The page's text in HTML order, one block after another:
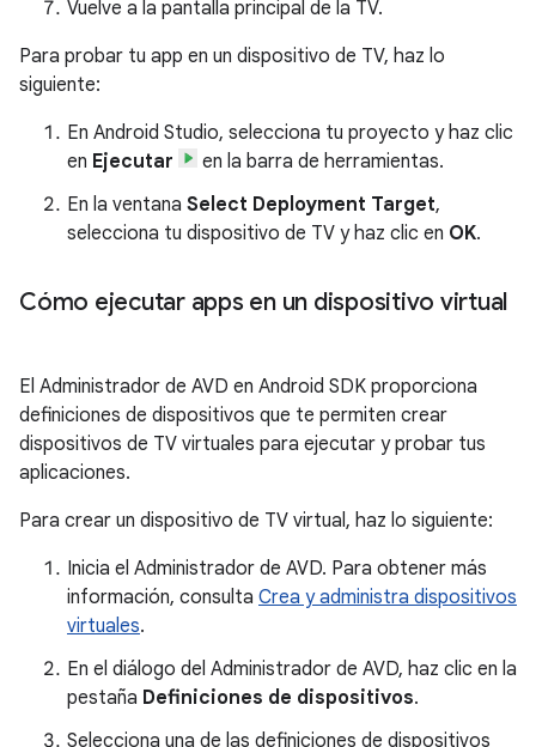
Vuelve a la pantalla principal de la TV.
Para probar tu app en un dispositivo de TV, haz lo
siguiente:
En Android Studio, selecciona tu proyecto y haz clic
en Ejecutar
en la barra de herramientas.
En la ventana Select Deployment Target,
selecciona tu dispositivo de TV y haz clic en OK.
Cómo ejecutar apps en un dispositivo virtual
El Administrador de AVD en Android SDK proporciona
definiciones de dispositivos que te permiten crear
dispositivos de TV virtuales para ejecutar y probar tus
aplicaciones.
Para crear un dispositivo de TV virtual, haz lo siguiente:
Inicia el Administrador de AVD. Para obtener más
información, consulta Crea y administra dispositivos
virtuales.
En el diálogo del Administrador de AVD, haz clic en la
pestaña Definiciones de dispositivos.
Selecciona una de las definiciones de dispositivos